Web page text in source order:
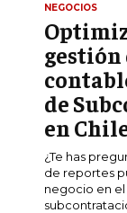
PROYECTOS
GESTIÓN DE
GESTIÓN DE
DE
LOGÍSTICA
CALIDAD Y
TALENTOS
NEGOCIOS
gestión
de
en
¿Te has
de reportes
negocio en